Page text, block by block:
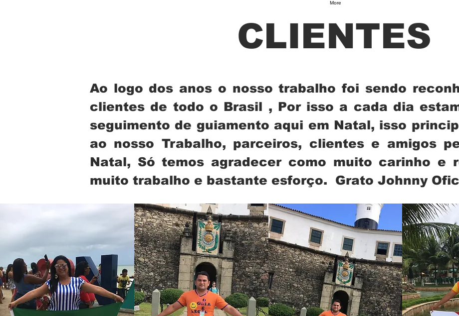
More
CLIENTES
Ao logo dos anos o nosso trabalho foi sendo
clientes de todo o Brasil , Por isso a cada dia
seguimento de guiamento aqui em Natal, isso
ao nosso Trabalho, parceiros, clientes e amigos
Natal, Só temos agradecer como muito carinho e
muito trabalho e bastante esforço. Grato Johnny